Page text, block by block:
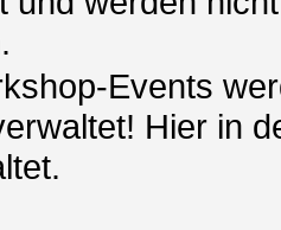
Events
Hier in